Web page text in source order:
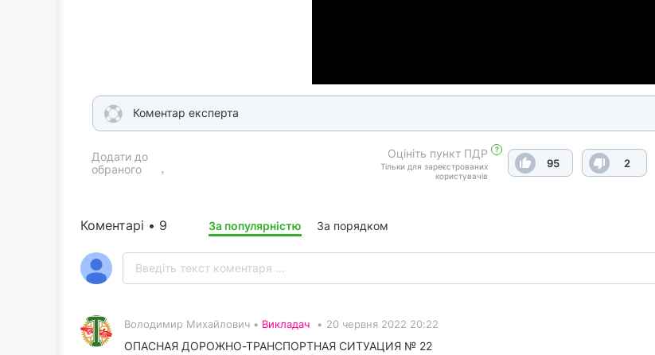
Коментар експерта
Оцініть пункт ПДР ?
Тільки для зареєстрованих
користувачів
95 2
Додати до
обраного
Коментарі • 9 За популярністю За порядком
Володимир Михайлович • Викладач • 20 червня 2022 20:22
ОПАСНАЯ ДОРОЖНО-ТРАНСПОРТНАЯ СИТУАЦИЯ № 22